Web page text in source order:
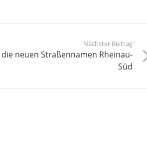
Nächster Beitrag
neuen Straßennamen Rheinau-
Süd